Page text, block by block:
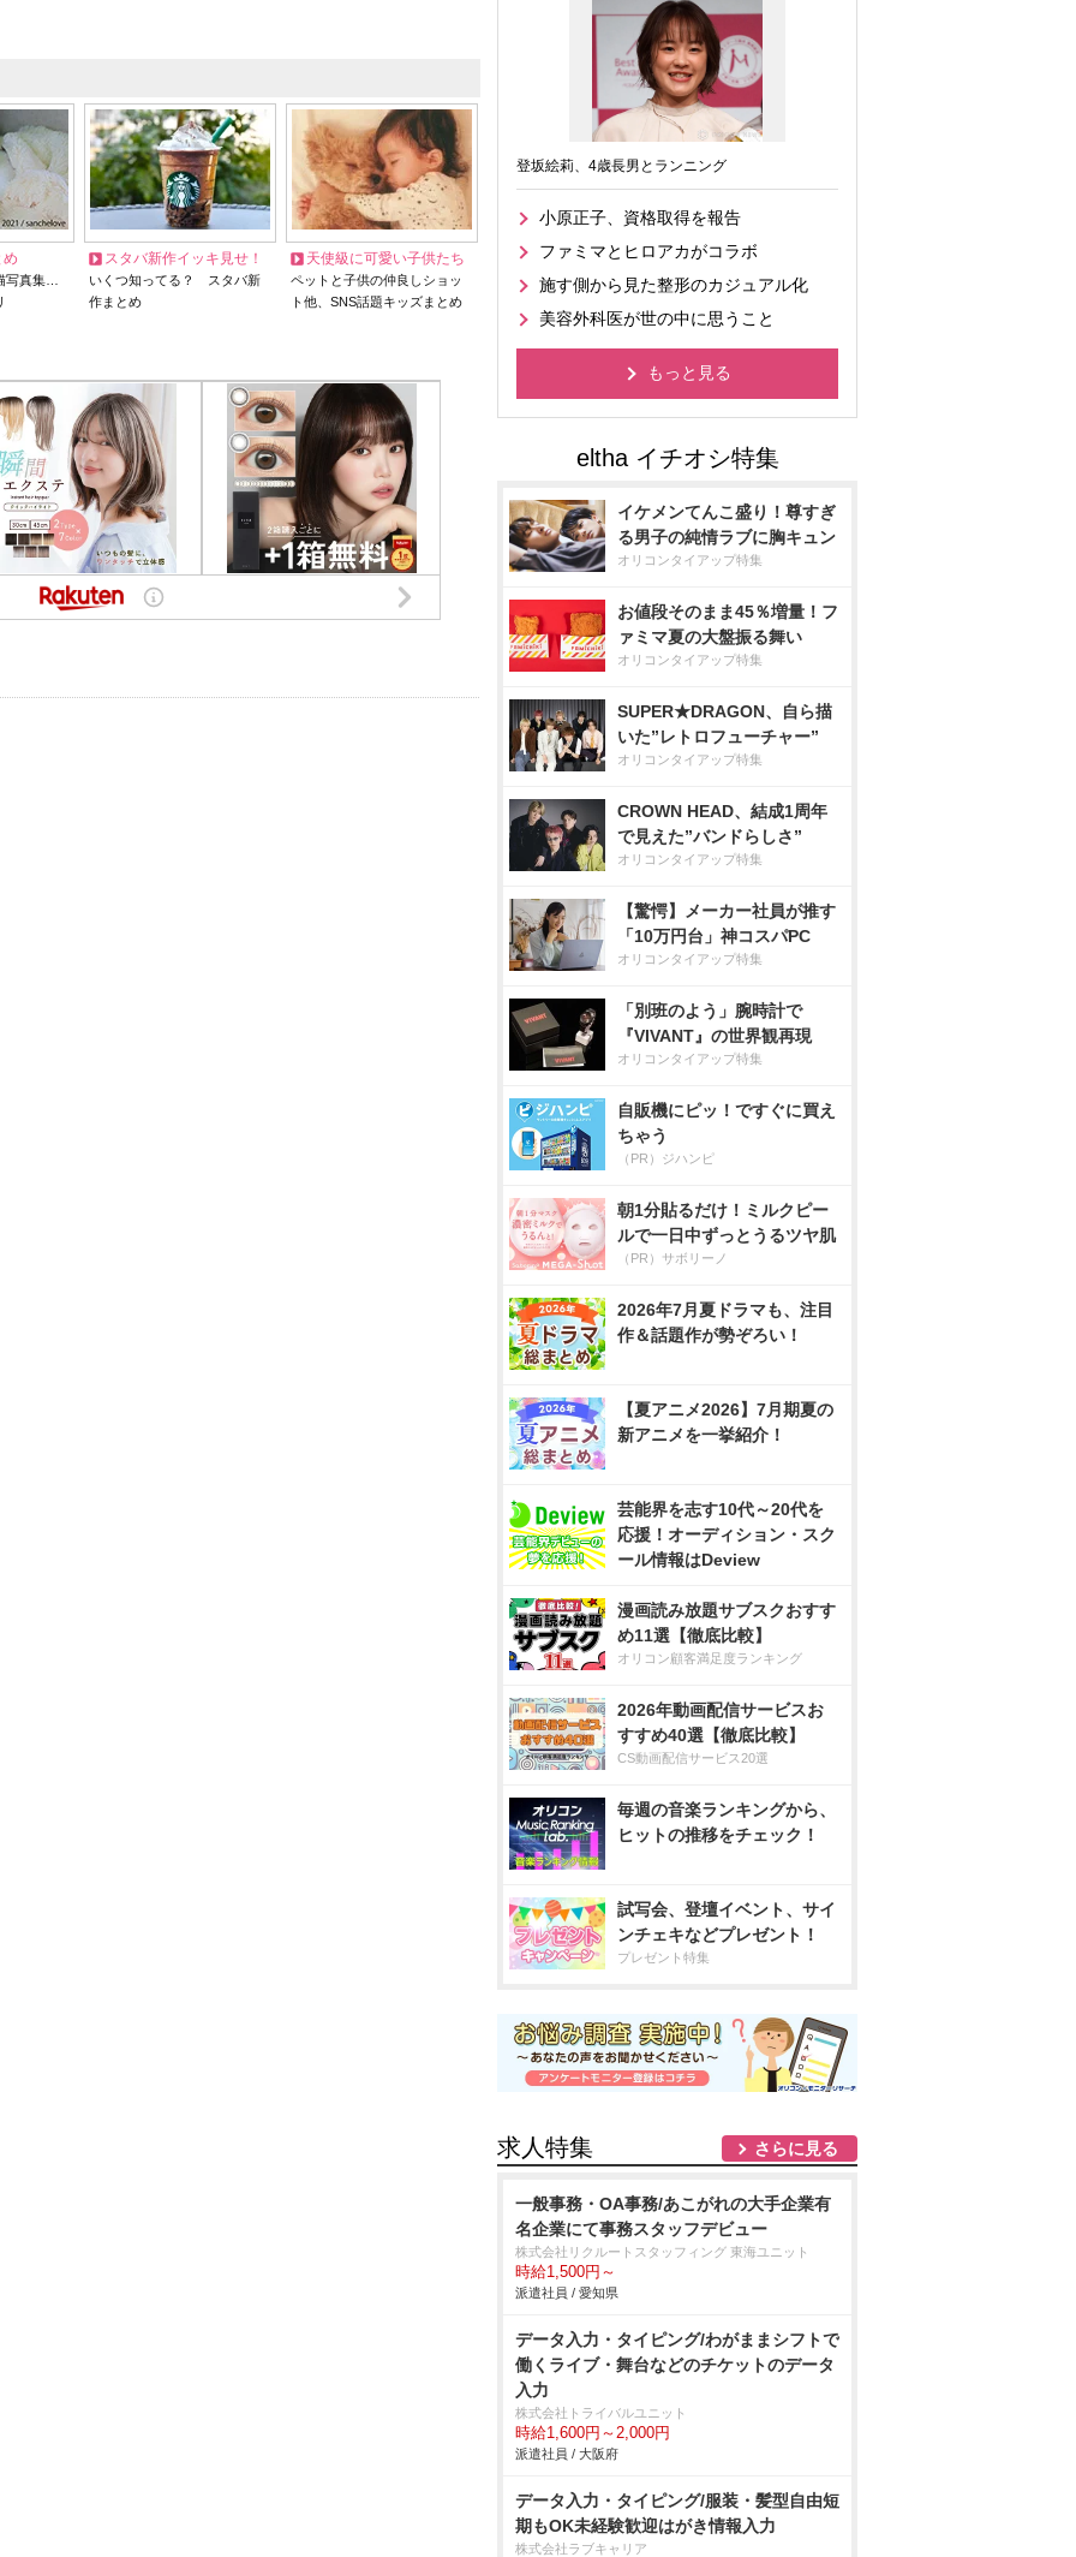
め
写真集…
スタバ新作イッキ見せ！
いくつ知ってる？ スタバ新
作まとめ
天使級に可愛い子供たち
ペットと子供の仲良しショッ
ト他、SNS話題キッズまとめ
登坂絵莉、4歳長男とランニング
小原正子、資格取得を報告
ファミマとヒロアカがコラボ
施す側から見た整形のカジュアル化
美容外科医が世の中に思うこと
もっと見る
イケメンてんこ盛り！尊すぎ
る男子の純情ラブに胸キュン
オリコンタイアップ特集
お値段そのまま45％増量！フ
ァミマ夏の大盤振る舞い
オリコンタイアップ特集
SUPER★DRAGON、自ら描
いた”レトロフューチャー”
オリコンタイアップ特集
CROWN HEAD、結成1周年
で見えた”バンドらしさ”
オリコンタイアップ特集
【驚愕】メーカー社員が推す
「10万円台」神コスパPC
オリコンタイアップ特集
「別班のよう」腕時計で
『VIVANT』の世界観再現
オリコンタイアップ特集
自販機にピッ！ですぐに買え
ちゃう
（PR）ジハンピ
朝1分貼るだけ！ミルクピー
ルで一日中ずっとうるツヤ肌
（PR）サボリーノ
2026年7月夏ドラマも、注目
作＆話題作が勢ぞろい！
【夏アニメ2026】7月期夏の
新アニメを一挙紹介！
芸能界を志す10代～20代を
応援！オーディション・スク
ール情報はDeview
漫画読み放題サブスクおすす
め11選【徹底比較】
オリコン顧客満足度ランキング
2026年動画配信サービスお
すすめ40選【徹底比較】
CS動画配信サービス20選
毎週の音楽ランキングから、
ヒットの推移をチェック！
試写会、登壇イベント、サイ
ンチェキなどプレゼント！
プレゼント特集
求人特集 さらに見る
一般事務・OA事務/あこがれの大手企業有
名企業にて事務スタッフデビュー
株式会社リクルートスタッフィング 東海ユニット
時給1,500円～
派遣社員 / 愛知県
データ入力・タイピング/わがままシフトで
働くライブ・舞台などのチケットのデータ
入力
株式会社トライバルユニット
時給1,600円～2,000円
派遣社員 / 大阪府
データ入力・タイピング/服装・髪型自由短
期もOK未経験歓迎はがき情報入力
株式会社ラブキャリア